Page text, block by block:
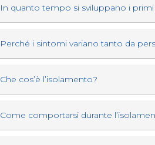
In quanto tempo si sviluppano i
Perché i sintomi variano tanto da
Che cos’è l’isolamento?
Come comportarsi durante